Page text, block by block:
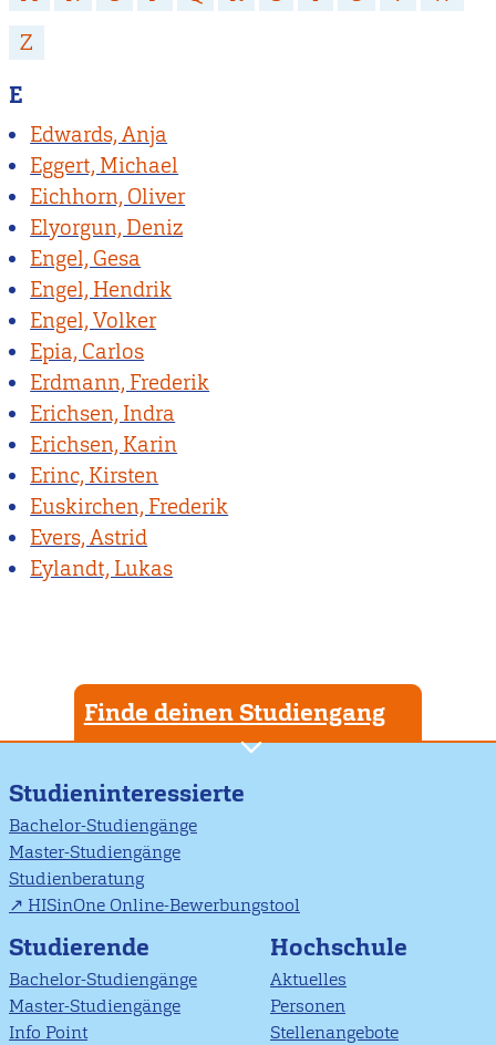
Z
E
Edwards, Anja
Eggert, Michael
Eichhorn, Oliver
Elyorgun, Deniz
Engel, Gesa
Engel, Hendrik
Engel, Volker
Epia, Carlos
Erdmann, Frederik
Erichsen, Indra
Erichsen, Karin
Erinc, Kirsten
Euskirchen, Frederik
Evers, Astrid
Eylandt, Lukas
Finde deinen Studiengang
Studieninteressierte
Bachelor-Studiengänge
Master-Studiengänge
Studienberatung
HISinOne Online-Bewerbungstool
Studierende
Bachelor-Studiengänge
Master-Studiengänge
Info Point
Hochschule
Aktuelles
Personen
Stellenangebote